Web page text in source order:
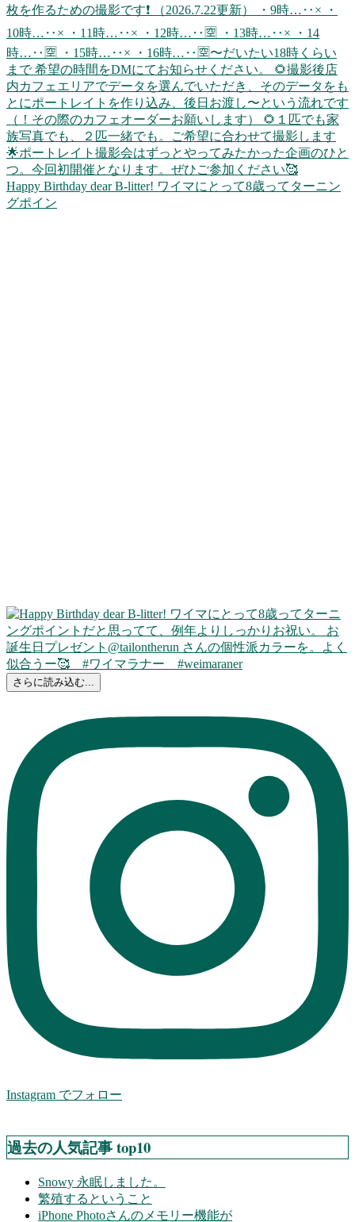
Happy Birthday dear B-litter! ワイマにとって8歳ってターニン
グポイン
さらに読み込む...
Instagram でフォロー
過去の人気記事 top10
Snowy 永眠しました。
繁殖するということ
iPhone Photoさんのメモリー機能が